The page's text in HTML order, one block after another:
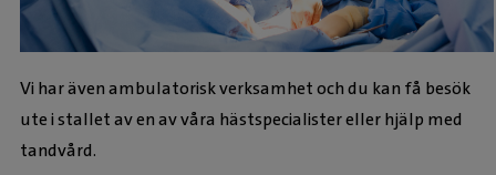
Vi har även ambulatorisk verksamhet och du kan få besök
ute i stallet av en av våra hästspecialister eller hjälp med
tandvård.